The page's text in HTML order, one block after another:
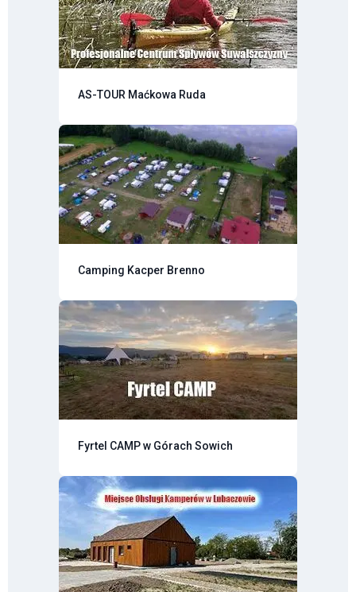
AS-TOUR Maćkowa Ruda
Camping Kacper Brenno
Fyrtel CAMP w Górach Sowich